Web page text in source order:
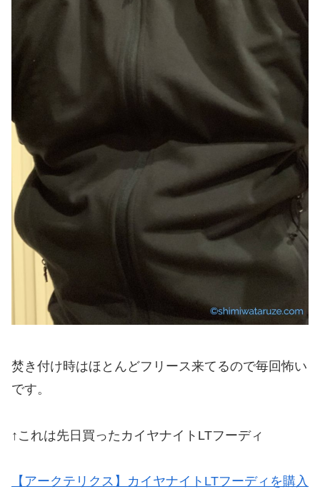
焚き付け時はほとんどフリース来てるので毎回怖い
です。
↑これは先日買ったカイヤナイトLTフーディ
【アークテリクス】カイヤナイトLTフーディを購入